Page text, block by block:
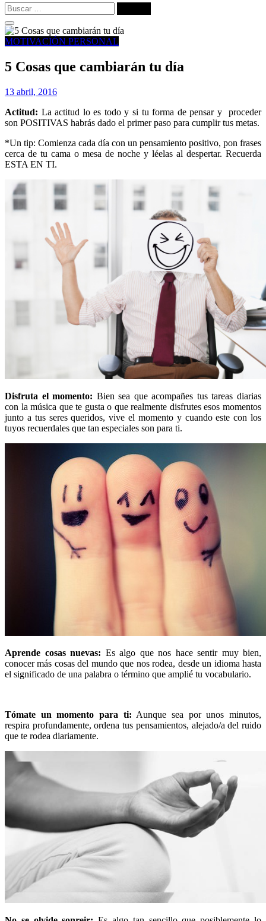
Buscar:
MOTIVACIÓN PERSONAL
5 Cosas que cambiarán tu día
13 abril, 2016
Actitud: La actitud lo es todo y si tu forma de pensar y proceder
son POSITIVAS habrás dado el primer paso para cumplir tus metas.
*Un tip: Comienza cada día con un pensamiento positivo, pon frases
cerca de tu cama o mesa de noche y léelas al despertar. Recuerda
ESTA EN TI.
Disfruta el momento: Bien sea que acompañes tus tareas diarias
con la música que te gusta o que realmente disfrutes esos momentos
junto a tus seres queridos, vive el momento y cuando este con los
tuyos recuerdales que tan especiales son para ti.
Aprende cosas nuevas: Es algo que nos hace sentir muy bien,
conocer más cosas del mundo que nos rodea, desde un idioma hasta
el significado de una palabra o término que amplié tu vocabulario.
Tómate un momento para ti: Aunque sea por unos minutos,
respira profundamente, ordena tus pensamientos, alejado/a del ruido
que te rodea diariamente.